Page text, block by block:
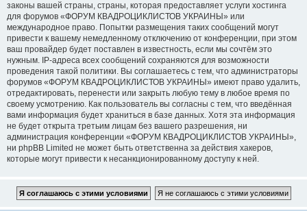
законы вашей страны, страны, которая предоставляет услуги хостинга
для форумов «ФОРУМ КВАДРОЦИКЛИСТОВ УКРАИНЫ» или
международное право. Попытки размещения таких сообщений могут
привести к вашему немедленному отключению от конференции, при этом
ваш провайдер будет поставлен в известность, если мы сочтём это
нужным. IP-адреса всех сообщений сохраняются для возможности
проведения такой политики. Вы соглашаетесь с тем, что администраторы
форумов «ФОРУМ КВАДРОЦИКЛИСТОВ УКРАИНЫ» имеют право удалить,
отредактировать, перенести или закрыть любую тему в любое время по
своему усмотрению. Как пользователь вы согласны с тем, что введённая
вами информация будет храниться в базе данных. Хотя эта информация
не будет открыта третьим лицам без вашего разрешения, ни
администрация конференции «ФОРУМ КВАДРОЦИКЛИСТОВ УКРАИНЫ»,
ни phpBB Limited не может быть ответственна за действия хакеров,
которые могут привести к несанкционированному доступу к ней.